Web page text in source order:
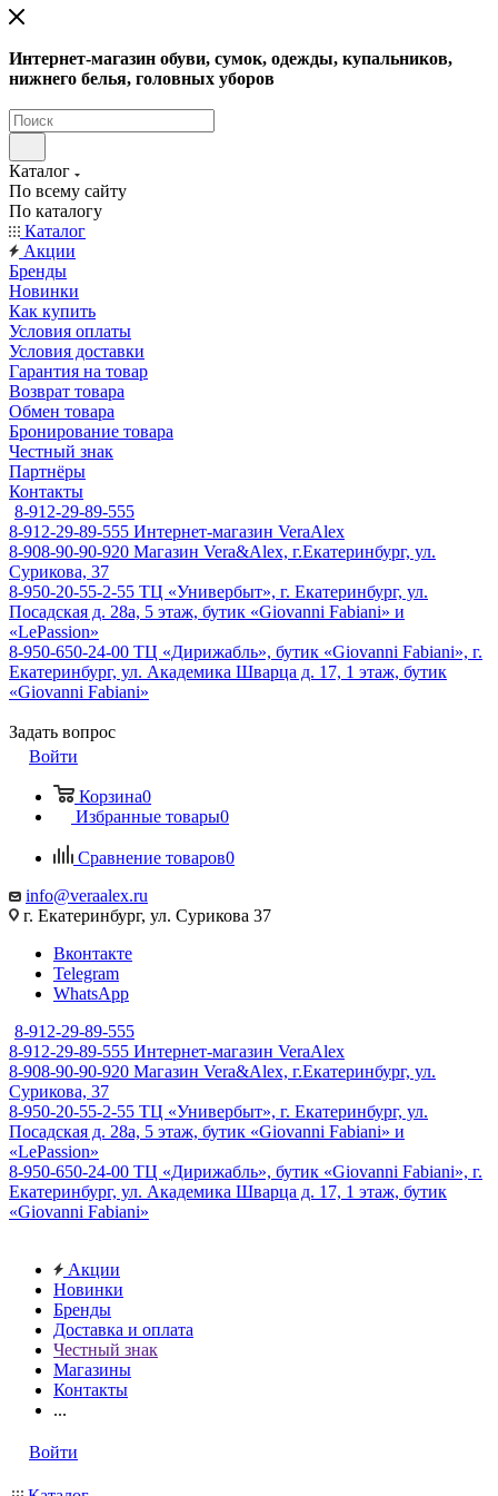
Интернет-магазин обуви, сумок, одежды, купальников,
нижнего белья, головных уборов
Каталог
По всему сайту
По каталогу
Каталог
Акции
Бренды
Новинки
Как купить
Условия оплаты
Условия доставки
Гарантия на товар
Возврат товара
Обмен товара
Бронирование товара
Честный знак
Партнёры
Контакты
8-912-29-89-555
8-912-29-89-555 Интернет-магазин VeraAlex
8-908-90-90-920 Магазин Vera&Alex, г.Екатеринбург, ул.
Сурикова, 37
8-950-20-55-2-55 ТЦ «Универбыт», г. Екатеринбург, ул.
Посадская д. 28а, 5 этаж, бутик «Giovanni Fabiani» и
«LePassion»
8-950-650-24-00 ТЦ «Дирижабль», бутик «Giovanni Fabiani», г.
Екатеринбург, ул. Академика Шварца д. 17, 1 этаж, бутик
«Giovanni Fabiani»
Задать вопрос
Войти
Корзина0
Избранные товары0
Сравнение товаров0
info@veraalex.ru
г. Екатеринбург, ул. Сурикова 37
Вконтакте
Telegram
WhatsApp
8-912-29-89-555
8-912-29-89-555 Интернет-магазин VeraAlex
8-908-90-90-920 Магазин Vera&Alex, г.Екатеринбург, ул.
Сурикова, 37
8-950-20-55-2-55 ТЦ «Универбыт», г. Екатеринбург, ул.
Посадская д. 28а, 5 этаж, бутик «Giovanni Fabiani» и
«LePassion»
8-950-650-24-00 ТЦ «Дирижабль», бутик «Giovanni Fabiani», г.
Екатеринбург, ул. Академика Шварца д. 17, 1 этаж, бутик
«Giovanni Fabiani»
Акции
Новинки
Бренды
Доставка и оплата
Честный знак
Магазины
Контакты
...
Войти